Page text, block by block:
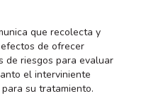
que recolecta y
de ofrecer
de riesgos para evaluar
el interviniente
su tratamiento.